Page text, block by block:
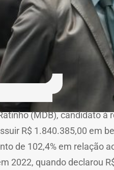
(MDB), candidato à
R$ 1.840.385,00 em
de 102,4% em relação
2022, quando declarou